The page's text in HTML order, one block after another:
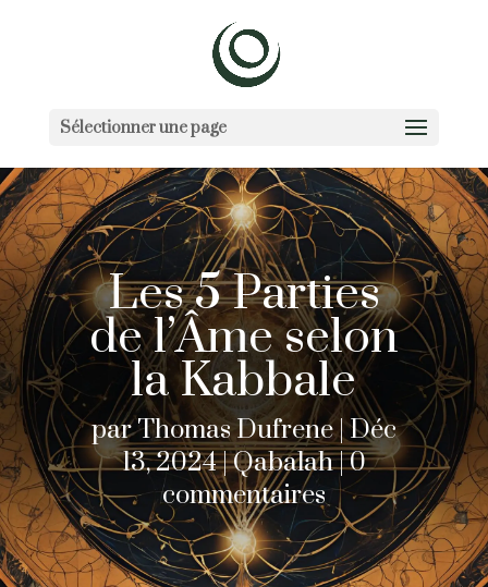
Sélectionner une page
Les 5 Parties
de l’Âme selon
la Kabbale
parThomas Dufrene Déc
13, 2024 Qabalah 0
commentaires